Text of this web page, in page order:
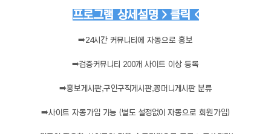
프로그램 상세설명 > 클릭 <
➡️24시간 커뮤니티에 자동으로 홍보
➡️검증커뮤니티 200개 사이트 이상 등록
➡️홍보게시판,구인구직게시판,꽁머니게시판 분류
➡️사이트 자동가입 기능 (별도 설정없이 자동으로 회원가입)